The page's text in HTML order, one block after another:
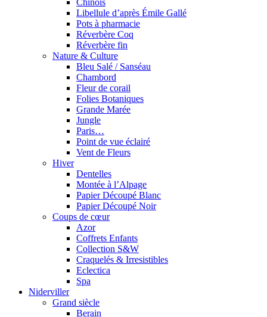
Libellule d’après Émile Gallé
Pots à pharmacie
Réverbère Coq
Réverbère fin
Nature & Culture
Bleu Salé / Sanséau
Chambord
Fleur de corail
Folies Botaniques
Grande Marée
Jungle
Paris…
Point de vue éclairé
Vent de Fleurs
Hiver
Dentelles
Montée à l’Alpage
Papier Découpé Blanc
Papier Découpé Noir
Coups de cœur
Azor
Coffrets Enfants
Collection S&W
Craquelés & Irresistibles
Eclectica
Spa
Niderviller
Grand siècle
Berain